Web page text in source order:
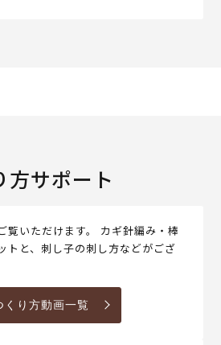
方サポート
覧いただけます。 カギ針編み・棒
トと、刺し子の刺し方などがござ
くり方動画一覧